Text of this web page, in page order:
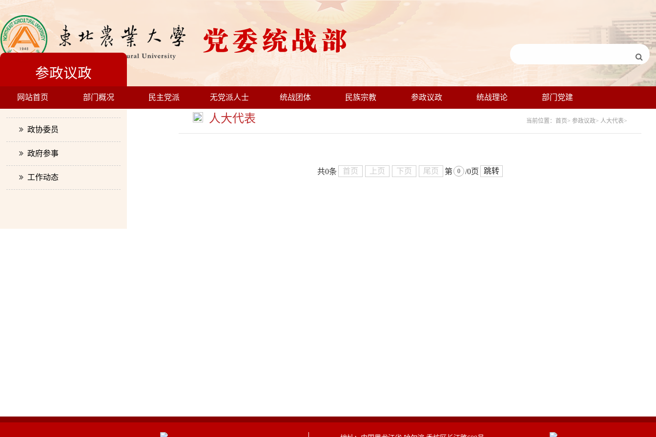
网站首页 部门概况 民主党派 无党派人士 统战团体 民族宗教 参政议政 统战理论 部门党建
参政议政
政协委员
政府参事
工作动态
人大代表 当前位置：首页> 参政议政> 人大代表>
共0条 首页 上页 下页 尾页 第 /0页 跳转